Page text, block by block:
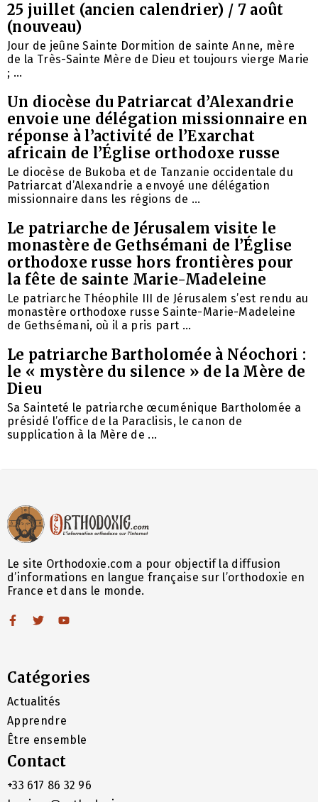
25 juillet (ancien calendrier) / 7 août
(nouveau)
Jour de jeûne Sainte Dormition de sainte Anne, mère
de la Très-Sainte Mère de Dieu et toujours vierge Marie
; ...
Un diocèse du Patriarcat d’Alexandrie
envoie une délégation missionnaire en
réponse à l’activité de l’Exarchat
africain de l’Église orthodoxe russe
Le diocèse de Bukoba et de Tanzanie occidentale du
Patriarcat d’Alexandrie a envoyé une délégation
missionnaire dans les régions de ...
Le patriarche de Jérusalem visite le
monastère de Gethsémani de l’Église
orthodoxe russe hors frontières pour
la fête de sainte Marie-Madeleine
Le patriarche Théophile III de Jérusalem s’est rendu au
monastère orthodoxe russe Sainte-Marie-Madeleine
de Gethsémani, où il a pris part ...
Le patriarche Bartholomée à Néochori :
le « mystère du silence » de la Mère de
Dieu
Sa Sainteté le patriarche œcuménique Bartholomée a
présidé l’office de la Paraclisis, le canon de
supplication à la Mère de ...
Le site Orthodoxie.com a pour objectif la diffusion
d’informations en langue française sur l’orthodoxie en
France et dans le monde.
Catégories
Actualités
Apprendre
Être ensemble
Contact
+33 617 86 32 96